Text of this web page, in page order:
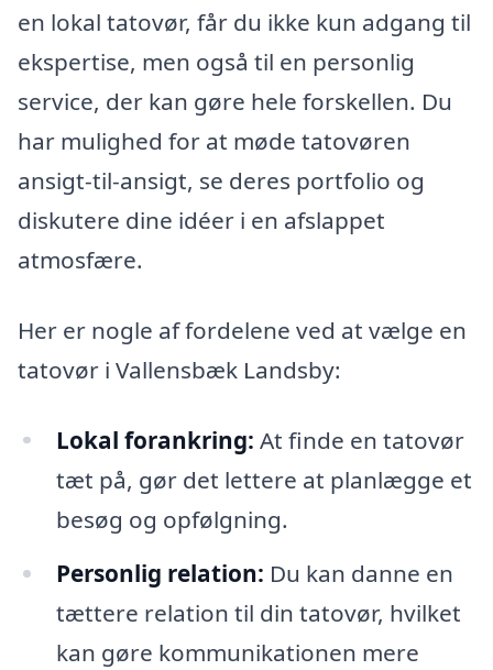
en lokal tatovør, får du ikke kun adgang til
ekspertise, men også til en personlig
service, der kan gøre hele forskellen. Du
har mulighed for at møde tatovøren
ansigt-til-ansigt, se deres portfolio og
diskutere dine idéer i en afslappet
atmosfære.
Her er nogle af fordelene ved at vælge en
tatovør i Vallensbæk Landsby:
Lokal forankring: At finde en tatovør
tæt på, gør det lettere at planlægge et
besøg og opfølgning.
Personlig relation: Du kan danne en
tættere relation til din tatovør, hvilket
kan gøre kommunikationen mere